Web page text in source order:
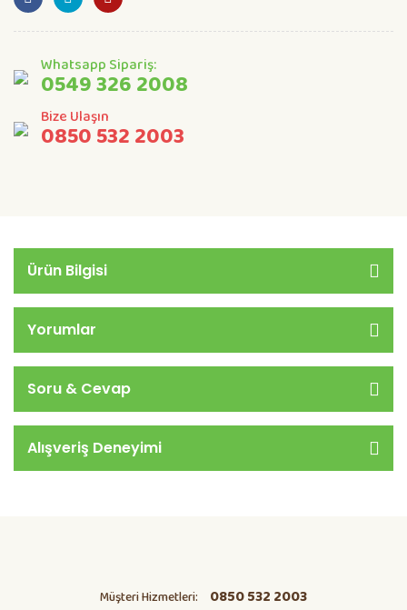
Whatsapp Sipariş:
0549 326 2008
Bize Ulaşın
0850 532 2003
Ürün Bilgisi
Yorumlar
Soru & Cevap
Alışveriş Deneyimi
Müşteri Hizmetleri: 0850 532 2003